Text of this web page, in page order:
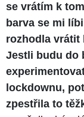
se vrátím k
barva se mi
rozhodla vrátit
Jestli budu do
lockdownu,
zpestřila to